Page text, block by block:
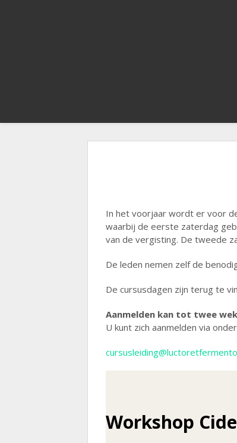
In het voorjaar wordt er voor
waarbij de eerste zaterdag
van de vergisting. De tweede
De leden nemen zelf de
De cursusdagen zijn terug te
Aanmelden kan tot twee
U kunt zich aanmelden via
Workshop